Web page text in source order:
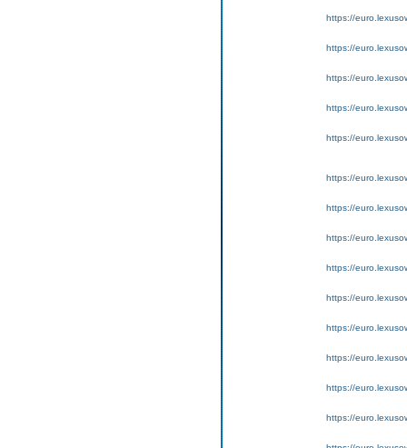
https://
https://
https://
https://
https://
https://
https://
https://
https://
https://
https://
https://
https://
https://